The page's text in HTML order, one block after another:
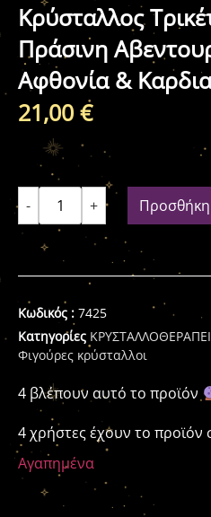
Κρύσταλλος
Πράσινη
Αφθονία &
21,00 €
- + Προσθήκη
Κωδικός : 7425
Κατηγορίες
Φιγούρες κρύσταλλοι
4 βλέπουν αυτό το προϊόν
4 χρήστες έχουν το
Αγαπημένα